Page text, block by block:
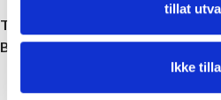
tillat
Ikke
Tilleggsinformasjon
Brand